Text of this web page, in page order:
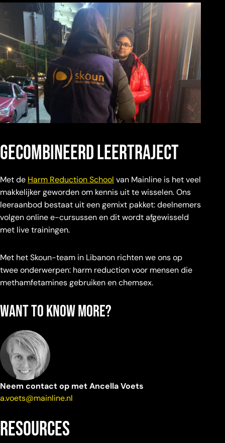
gecombineerd leertraject
Met de Harm Reduction School van Mainline is het veel
makkelijker geworden om kennis uit te wisselen. Ons
leeraanbod bestaat uit een gemixt pakket: deelnemers
volgen online e-cursussen en dit wordt afgewisseld
met live trainingen.
Met het Skoun-team in Libanon richten we ons op
twee onderwerpen: harm reduction voor mensen die
methamfetamines gebruiken en chemsex.
Want to know more?
Neem contact op met Ancella Voets
a.voets@mainline.nl
resources